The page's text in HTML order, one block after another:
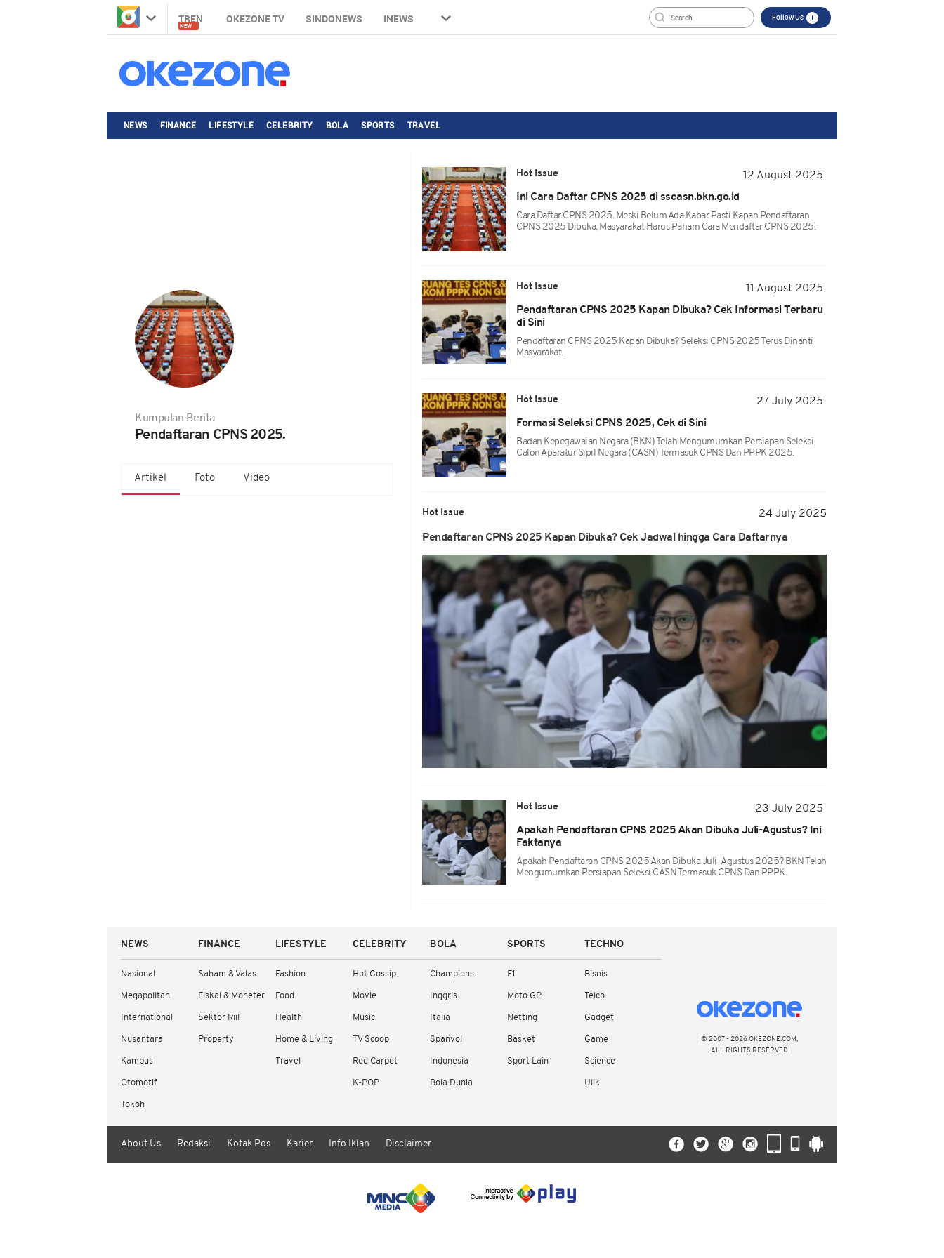
TREN
NEW
OKEZONE TV SINDONEWS INEWS Follow Us
NEWS FINANCE LIFESTYLE CELEBRITY BOLA SPORTS TRAVEL
Kumpulan Berita
Pendaftaran CPNS 2025.
Artikel Foto Video
Hot Issue
12 August 2025
Ini Cara Daftar CPNS 2025 di sscasn.bkn.go.id
Cara Daftar CPNS 2025. Meski Belum Ada Kabar Pasti Kapan Pendaftaran
CPNS 2025 Dibuka, Masyarakat Harus Paham Cara Mendaftar CPNS 2025.
Hot Issue
11 August 2025
Pendaftaran CPNS 2025 Kapan Dibuka? Cek Informasi Terbaru
di Sini
Pendaftaran CPNS 2025 Kapan Dibuka? Seleksi CPNS 2025 Terus Dinanti
Masyarakat.
Hot Issue
27 July 2025
Formasi Seleksi CPNS 2025, Cek di Sini
Badan Kepegawaian Negara (BKN) Telah Mengumumkan Persiapan Seleksi
Calon Aparatur Sipil Negara (CASN) Termasuk CPNS Dan PPPK 2025.
Hot Issue 24 July 2025
Pendaftaran CPNS 2025 Kapan Dibuka? Cek Jadwal hingga Cara Daftarnya
Hot Issue
23 July 2025
Apakah Pendaftaran CPNS 2025 Akan Dibuka Juli-Agustus? Ini
Faktanya
Apakah Pendaftaran CPNS 2025 Akan Dibuka Juli-Agustus 2025? BKN Telah
Mengumumkan Persiapan Seleksi CASN Termasuk CPNS Dan PPPK.
NEWS
Nasional
Megapolitan
International
Nusantara
Kampus
Otomotif
Tokoh
FINANCE
Saham & Valas
Fiskal & Moneter
Sektor Riil
Property
LIFESTYLE
Fashion
Food
Health
Home & Living
Travel
CELEBRITY
Hot Gossip
Movie
Music
TV Scoop
Red Carpet
K-POP
BOLA
Champions
Inggris
Italia
Spanyol
Indonesia
Bola Dunia
SPORTS
F1
Moto GP
Netting
Basket
Sport Lain
TECHNO
Bisnis
Telco
Gadget
Game
Science
Ulik
© 2007 - 2026 OKEZONE.COM,
ALL RIGHTS RESERVED
About Us Redaksi Kotak Pos Karier Info Iklan Disclaimer